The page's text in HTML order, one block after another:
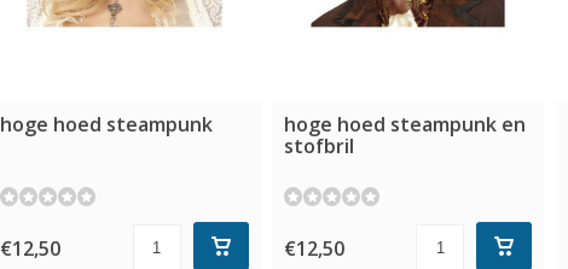
hoge hoed steampunk
€12,50
hoge hoed steampunk en
stofbril
€12,50